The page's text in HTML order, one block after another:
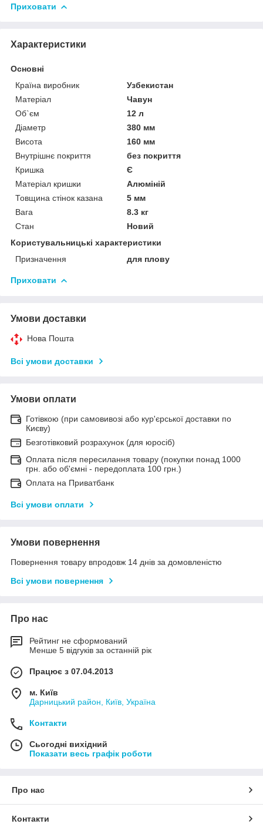
Приховати
Характеристики
Основні
Країна виробник
Узбекистан
Матеріал
Чавун
Об`єм
12 л
Діаметр
380 мм
Висота
160 мм
Внутрішнє покриття
без покриття
Кришка
Є
Матеріал кришки
Алюміній
Товщина стінок казана
5 мм
Вага
8.3 кг
Стан
Новий
Користувальницькі характеристики
Призначення
для плову
Приховати
Умови доставки
Нова Пошта
Всі умови доставки
Умови оплати
Готівкою (при самовивозі або кур'єрської доставки по
Києву)
Безготівковий розрахунок (для юросіб)
Оплата після пересилання товару (покупки понад 1000
грн. або об'ємні - передоплата 100 грн.)
Оплата на Приватбанк
Всі умови оплати
Умови повернення
Повернення товару впродовж 14 днів за домовленістю
Всі умови повернення
Про нас
Рейтинг не сформований
Менше 5 відгуків за останній рік
Працює з 07.04.2013
м. Київ
Дарницький район, Київ, Україна
Контакти
Сьогодні вихідний
Показати весь графік роботи
Про нас
Контакти